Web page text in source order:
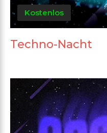
Kostenlos
Techno-Nacht